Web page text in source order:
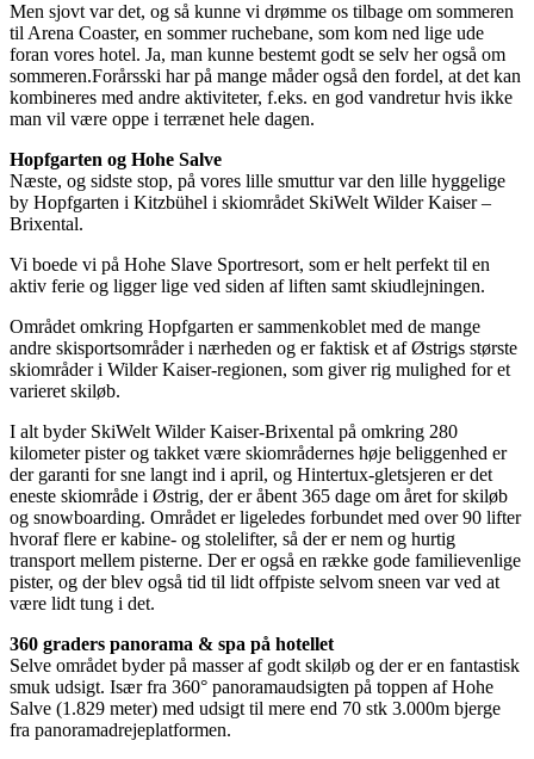
Men sjovt var det, og så kunne vi drømme os tilbage om sommeren
til Arena Coaster, en sommer ruchebane, som kom ned lige ude
foran vores hotel. Ja, man kunne bestemt godt se selv her også om
sommeren.Forårsski har på mange måder også den fordel, at det kan
kombineres med andre aktiviteter, f.eks. en god vandretur hvis ikke
man vil være oppe i terrænet hele dagen.
Hopfgarten og Hohe Salve
Næste, og sidste stop, på vores lille smuttur var den lille hyggelige
by Hopfgarten i Kitzbühel i skiområdet SkiWelt Wilder Kaiser –
Brixental.
Vi boede vi på Hohe Slave Sportresort, som er helt perfekt til en
aktiv ferie og ligger lige ved siden af liften samt skiudlejningen.
Området omkring Hopfgarten er sammenkoblet med de mange
andre skisportsområder i nærheden og er faktisk et af Østrigs største
skiområder i Wilder Kaiser-regionen, som giver rig mulighed for et
varieret skiløb.
I alt byder SkiWelt Wilder Kaiser-Brixental på omkring 280
kilometer pister og takket være skiområdernes høje beliggenhed er
der garanti for sne langt ind i april, og Hintertux-gletsjeren er det
eneste skiområde i Østrig, der er åbent 365 dage om året for skiløb
og snowboarding. Området er ligeledes forbundet med over 90 lifter
hvoraf flere er kabine- og stolelifter, så der er nem og hurtig
transport mellem pisterne. Der er også en række gode familievenlige
pister, og der blev også tid til lidt offpiste selvom sneen var ved at
være lidt tung i det.
360 graders panorama & spa på hotellet
Selve området byder på masser af godt skiløb og der er en fantastisk
smuk udsigt. Især fra 360° panoramaudsigten på toppen af Hohe
Salve (1.829 meter) med udsigt til mere end 70 stk 3.000m bjerge
fra panoramadrejeplatformen.